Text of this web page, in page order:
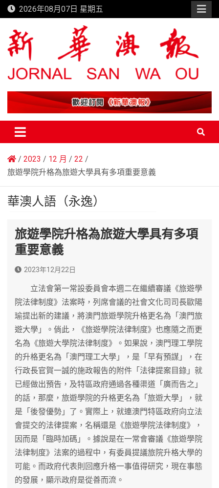
Skip
to
content
2026年08月07日 星期五
新華澳報
2023 12 月
22
旅遊學院升格為旅遊大學具有多項重要意義
華澳人語（永逸）
旅遊學院升格為旅遊大學具有多項
重要意義
2023年12月22日
立法會第一常設委員會本週二在繼續審議《旅遊學
院法律制度》法案時，列席會議的社會文化司司長歐陽
瑜提出新的建議，將澳門旅遊學院升格更名為「澳門旅
遊大學」。倘此，《旅遊學院法律制度》也應隨之而更
名為《旅遊大學院法律制度》。如果說，澳門理工學院
的升格更名為「澳門理工大學」，是「早有預謀」，在
行政長官賀一誠的施政報告的附件「法律提案目錄」就
已經做出預告，及特區政府通過各種渠道「廣而告之」
的話，那麼，旅遊學院的升格更名為「旅遊大學」，就
是「後發優勢」了。實際上，就連澳門特區政府向立法
會提交的法律提案，名稱還是《旅遊學院法律制度》，
因而是「臨時加碼」。據說是在一常會審議《旅遊學院
法律制度》法案的過程中，有委員提議旅院升格大學的
可能。而政府代表則回應升格一事值得研究，現在事態
的發展，顯示政府是從善而流。